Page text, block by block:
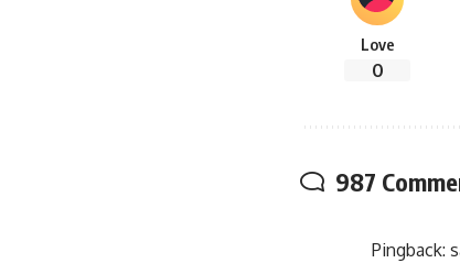
Love
0
987
Pingback: